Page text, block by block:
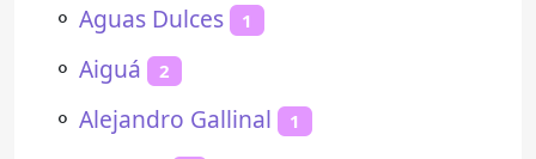
⚬ Aguas Dulces 1
⚬ Aiguá 2
⚬ Alejandro Gallinal 1